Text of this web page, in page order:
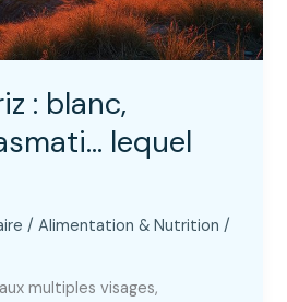
: blanc,
lequel
/Alimentation & Nutrition /
multiples visages,